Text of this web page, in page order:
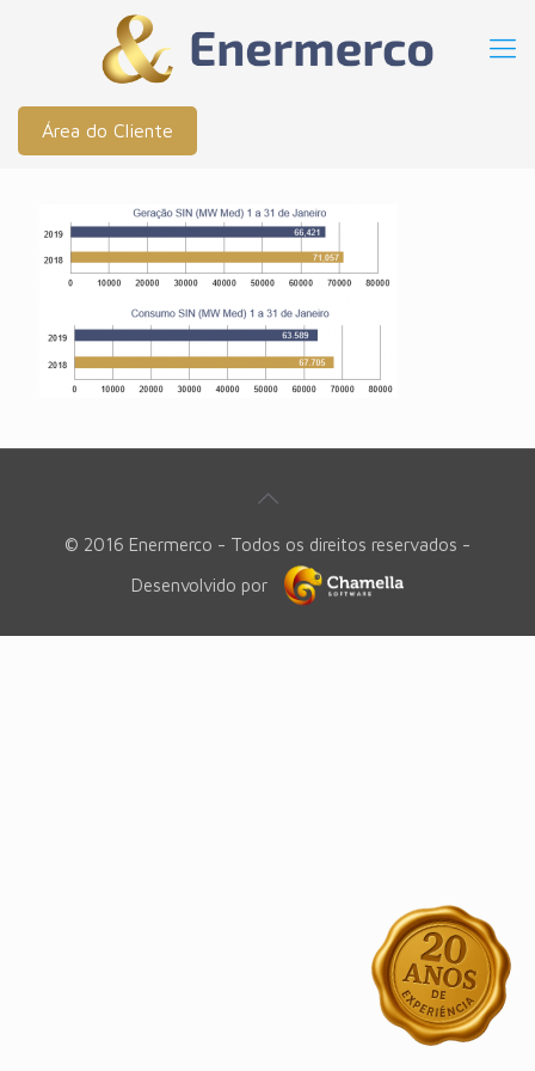
Área do Cliente
© 2016 Enermerco - Todos os direitos reservados -
Desenvolvido por